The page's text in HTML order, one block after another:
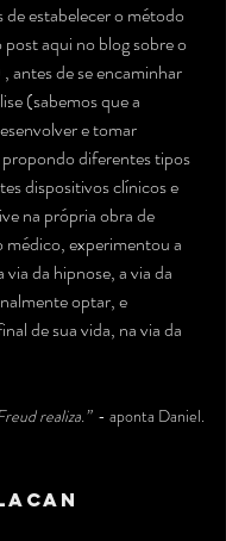
estabelecer o método
aqui no blog sobre o
de se encaminhar
(sabemos que a
e tomar
diferentes tipos
dispositivos clínicos e
na própria obra de
experimentou a
da hipnose, a via da
optar, e
de sua vida, na via da
realiza.”
  - aponta Daniel.